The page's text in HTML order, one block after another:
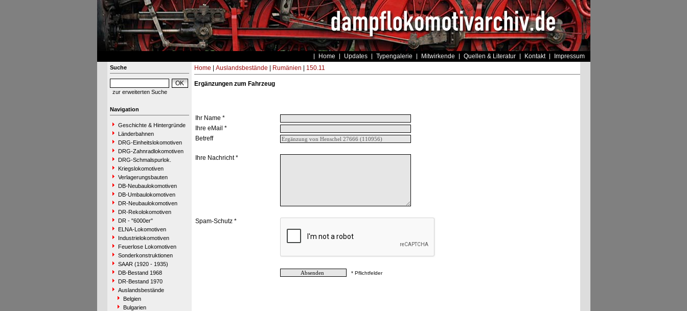
Home Updates Typengalerie Mitwirkende Quellen & Literatur Kontakt Impressum
Suche
zur erweiterten Suche
Navigation
Geschichte & Hintergründe
Länderbahnen
DRG-Einheitslokomotiven
DRG-Zahnradlokomotiven
DRG-Schmalspurlok.
Kriegslokomotiven
Verlagerungsbauten
DB-Neubaulokomotiven
DB-Umbaulokomotiven
DR-Neubaulokomotiven
DR-Rekolokomotiven
DR - "6000er"
ELNA-Lokomotiven
Industrielokomotiven
Feuerlose Lokomotiven
Sonderkonstruktionen
SAAR (1920 - 1935)
DB-Bestand 1968
DR-Bestand 1970
Auslandsbestände
Belgien
Bulgarien
Home Auslandsbestände Rumänien 150.11
Ergänzungen zum Fahrzeug
Ihr Name *
Ihre eMail *
Betreff
Ihre Nachricht *
Spam-Schutz *
* Pflichtfelder